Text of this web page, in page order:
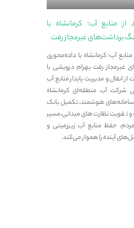
منابع آب؛ کرمانشاه با
برداشت‌های غیرمجاز رفت
آب؛ کرمانشاه با داده‌محوری
غیرمجاز رفت بهرام درویشی با
از انفال و مدیریت پایدار منابع آب
شرکت آب منطقه‌ای کرمانشاه
هوشمند، تکمیل بانک
و تقویت نظارت‌های میدانی،مسیر
حفظ منابع آب زیرزمینی و
آینده را هموار می‌کند.